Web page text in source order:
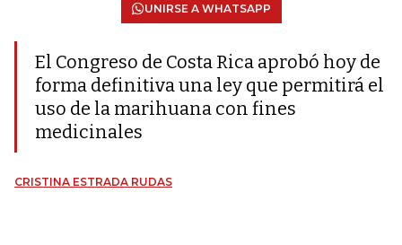
UNIRSE A WHATSAPP
El Congreso de Costa Rica aprobó hoy de
forma definitiva una ley que permitirá el
uso de la marihuana con fines
medicinales
CRISTINA ESTRADA RUDAS